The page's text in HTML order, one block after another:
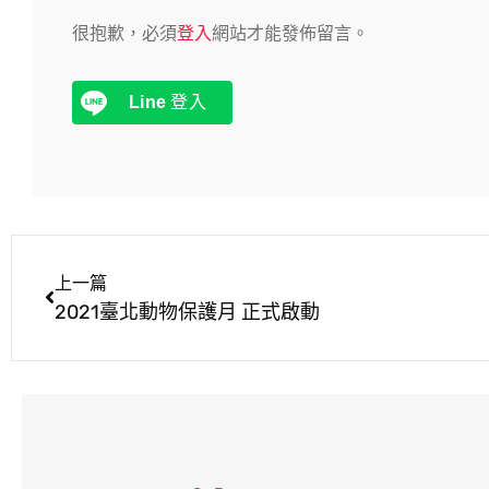
很抱歉，必須登入網站才能發佈留言。
Line 登入
上一篇
2021臺北動物保護月 正式啟動